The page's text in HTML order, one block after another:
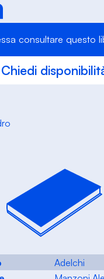
consultare questo
Chiedi
Adelchi